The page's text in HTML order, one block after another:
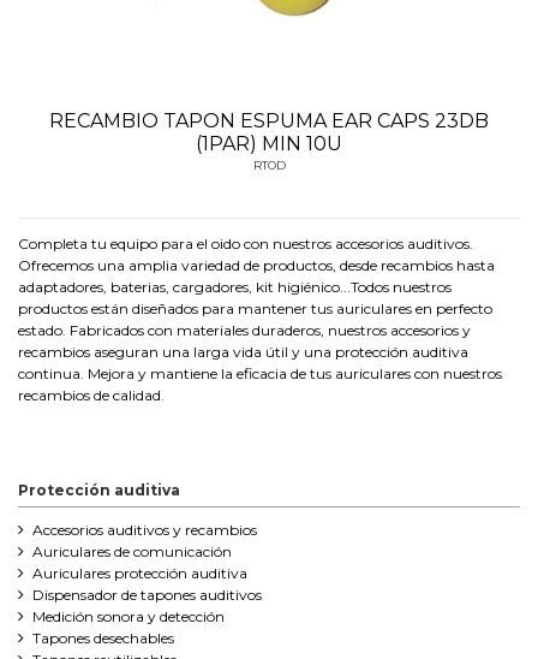
RECAMBIO TAPON ESPUMA EAR CAPS 23DB
(1PAR) MIN 10U
RTOD
Completa tu equipo para el oido con nuestros accesorios auditivos.
Ofrecemos una amplia variedad de productos, desde recambios hasta
adaptadores, baterias, cargadores, kit higiénico...Todos nuestros
productos están diseñados para mantener tus auriculares en perfecto
estado. Fabricados con materiales duraderos, nuestros accesorios y
recambios aseguran una larga vida útil y una protección auditiva
continua. Mejora y mantiene la eficacia de tus auriculares con nuestros
recambios de calidad.
Protección auditiva
Accesorios auditivos y recambios
Auriculares de comunicación
Auriculares protección auditiva
Dispensador de tapones auditivos
Medición sonora y detección
Tapones desechables